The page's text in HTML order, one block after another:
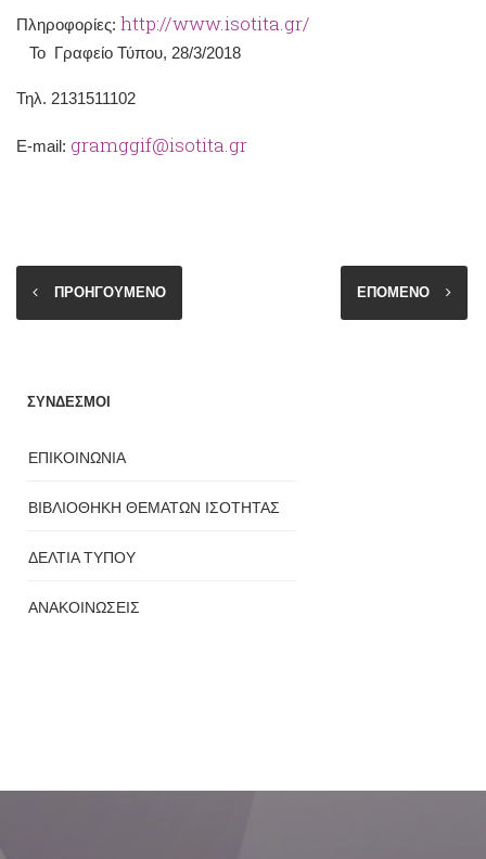
Πληροφορίες: http://www.isotita.gr/
Το Γραφείο Τύπου, 28/3/2018
Τηλ. 2131511102
Ε-mail: gramggif@isotita.gr
ΠΡΟΗΓΟΥΜΕΝΟ ΕΠΟΜΕΝΟ
ΣΥΝΔΕΣΜΟΙ
ΕΠΙΚΟΙΝΩΝΙΑ
ΒΙΒΛΙΟΘΗΚΗ ΘΕΜΑΤΩΝ ΙΣΟΤΗΤΑΣ
ΔΕΛΤΙΑ ΤΥΠΟΥ
ΑΝΑΚΟΙΝΩΣΕΙΣ